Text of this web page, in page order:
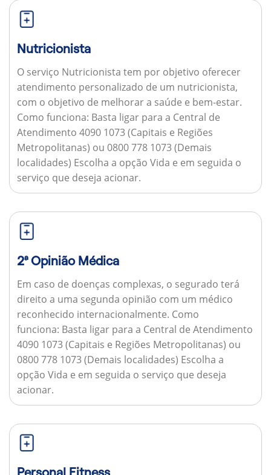
Nutricionista
O serviço Nutricionista tem por objetivo oferecer
atendimento personalizado de um nutricionista,
com o objetivo de melhorar a saúde e bem-estar.
Como funciona: Basta ligar para a Central de
Atendimento 4090 1073 (Capitais e Regiões
Metropolitanas) ou 0800 778 1073 (Demais
localidades) Escolha a opção Vida e em seguida o
serviço que deseja acionar.
2ª Opinião Médica
Em caso de doenças complexas, o segurado terá
direito a uma segunda opinião com um médico
reconhecido internacionalmente. Como
funciona: Basta ligar para a Central de Atendimento
4090 1073 (Capitais e Regiões Metropolitanas) ou
0800 778 1073 (Demais localidades) Escolha a
opção Vida e em seguida o serviço que deseja
acionar.